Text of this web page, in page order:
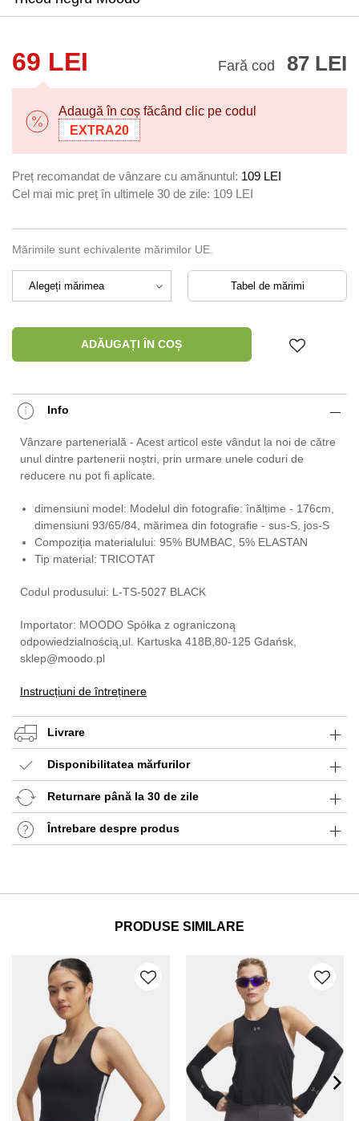
69 LEI Fară cod 87 LEI
Adaugă în coș făcând clic pe codul
EXTRA20
Preț recomandat de vânzare cu amănuntul: 109 LEI
Cel mai mic preț în ultimele 30 de zile: 109 LEI
Mărimile sunt echivalente mărimilor UE.
Tabel de mărimi
ADĂUGAȚI ÎN COȘ
Info
Vânzare partenerială - Acest articol este vândut la noi de către
unul dintre partenerii noștri, prin urmare unele coduri de
reducere nu pot fi aplicate.
dimensiuni model: Modelul din fotografie: înălțime - 176cm,
dimensiuni 93/65/84, mărimea din fotografie - sus-S, jos-S
Compoziția materialului: 95% BUMBAC, 5% ELASTAN
Tip material: TRICOTAT
Codul produsului: L-TS-5027 BLACK
Importator: MOODO Spółka z ograniczoną
odpowiedzialnością,ul. Kartuska 418B,80-125 Gdańsk,
sklep@moodo.pl
Instrucțiuni de întreținere
Livrare
Disponibilitatea mărfurilor
Returnare până la 30 de zile
Întrebare despre produs
PRODUSE SIMILARE